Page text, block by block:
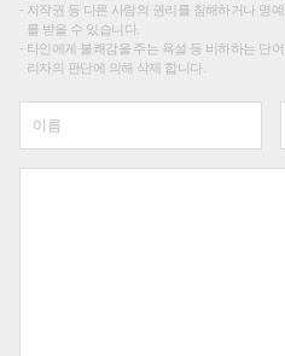
저작권 등 다른 사람의 권리를 침해하거나 명
를 받을 수 있습니다.
타인에게 불쾌감을 주는 욕설 등 비하하는 단
리자의 판단에 의해 삭제 합니다.